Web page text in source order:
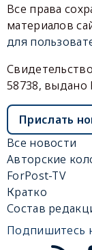
Все права
материалов
для
58738, выдано
Прислать
Все новости
Авторские
ForPost-TV
Кратко
Состав
Подпишитесь